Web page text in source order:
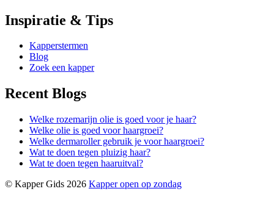
Inspiratie & Tips
Kapperstermen
Blog
Zoek een kapper
Recent Blogs
Welke rozemarijn olie is goed voor je haar?
Welke olie is goed voor haargroei?
Welke dermaroller gebruik je voor haargroei?
Wat te doen tegen pluizig haar?
Wat te doen tegen haaruitval?
© Kapper Gids 2026 Kapper open op zondag